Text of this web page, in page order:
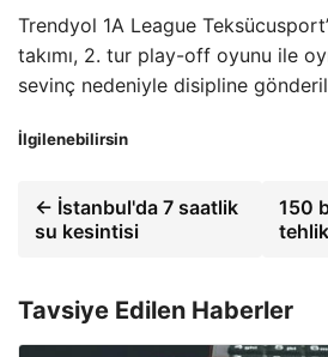
Trendyol 1A League
takımı, 2. tur play-off oyunu ile
sevinç nedeniyle disipline
İlgilenebilirsin
← İstanbul'da 7 saatlik
su kesintisi
150
Tavsiye Edilen Haberler